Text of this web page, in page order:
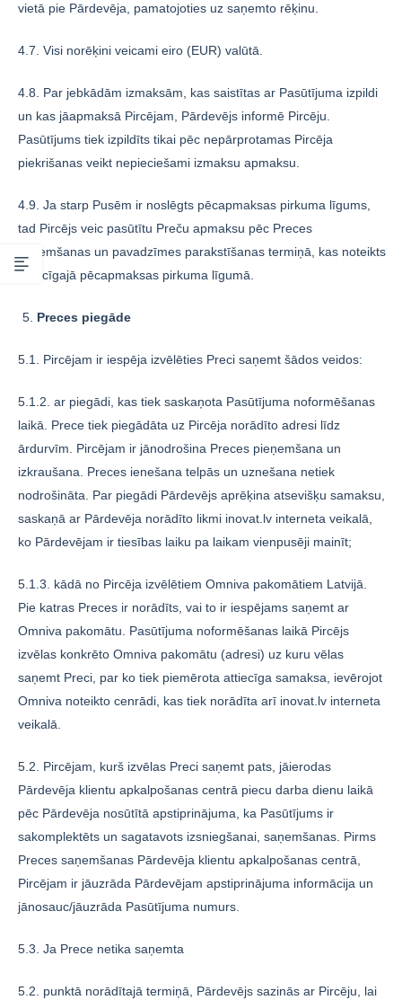
vietā pie Pārdevēja, pamatojoties uz saņemto rēķinu.
4.7. Visi norēķini veicami eiro (EUR) valūtā.
4.8. Par jebkādām izmaksām, kas saistītas ar Pasūtījuma izpildi
un kas jāapmaksā Pircējam, Pārdevējs informē Pircēju.
Pasūtījums tiek izpildīts tikai pēc nepārprotamas Pircēja
piekrišanas veikt nepieciešami izmaksu apmaksu.
4.9. Ja starp Pusēm ir noslēgts pēcapmaksas pirkuma līgums,
tad Pircējs veic pasūtītu Preču apmaksu pēc Preces
saņemšanas un pavadzīmes parakstīšanas termiņā, kas noteikts
attiecīgajā pēcapmaksas pirkuma līgumā.
Preces piegāde
5.1. Pircējam ir iespēja izvēlēties Preci saņemt šādos veidos:
5.1.2. ar piegādi, kas tiek saskaņota Pasūtījuma noformēšanas
laikā. Prece tiek piegādāta uz Pircēja norādīto adresi līdz
ārdurvīm. Pircējam ir jānodrošina Preces pieņemšana un
izkraušana. Preces ienešana telpās un uznešana netiek
nodrošināta. Par piegādi Pārdevējs aprēķina atsevišķu samaksu,
saskaņā ar Pārdevēja norādīto likmi inovat.lv interneta veikalā,
ko Pārdevējam ir tiesības laiku pa laikam vienpusēji mainīt;
5.1.3. kādā no Pircēja izvēlētiem Omniva pakomātiem Latvijā.
Pie katras Preces ir norādīts, vai to ir iespējams saņemt ar
Omniva pakomātu. Pasūtījuma noformēšanas laikā Pircējs
izvēlas konkrēto Omniva pakomātu (adresi) uz kuru vēlas
saņemt Preci, par ko tiek piemērota attiecīga samaksa, ievērojot
Omniva noteikto cenrādi, kas tiek norādīta arī inovat.lv interneta
veikalā.
5.2. Pircējam, kurš izvēlas Preci saņemt pats, jāierodas
Pārdevēja klientu apkalpošanas centrā piecu darba dienu laikā
pēc Pārdevēja nosūtītā apstiprinājuma, ka Pasūtījums ir
sakomplektēts un sagatavots izsniegšanai, saņemšanas. Pirms
Preces saņemšanas Pārdevēja klientu apkalpošanas centrā,
Pircējam ir jāuzrāda Pārdevējam apstiprinājuma informācija un
jānosauc/jāuzrāda Pasūtījuma numurs.
5.3. Ja Prece netika saņemta
5.2. punktā norādītajā termiņā, Pārdevējs sazinās ar Pircēju, lai